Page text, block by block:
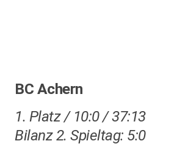
BC Achern
1. Platz / 10:0 / 37:13
Bilanz 2. Spieltag: 5:0